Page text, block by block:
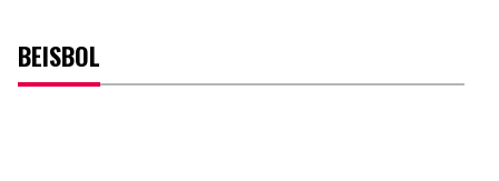
BEISBOL